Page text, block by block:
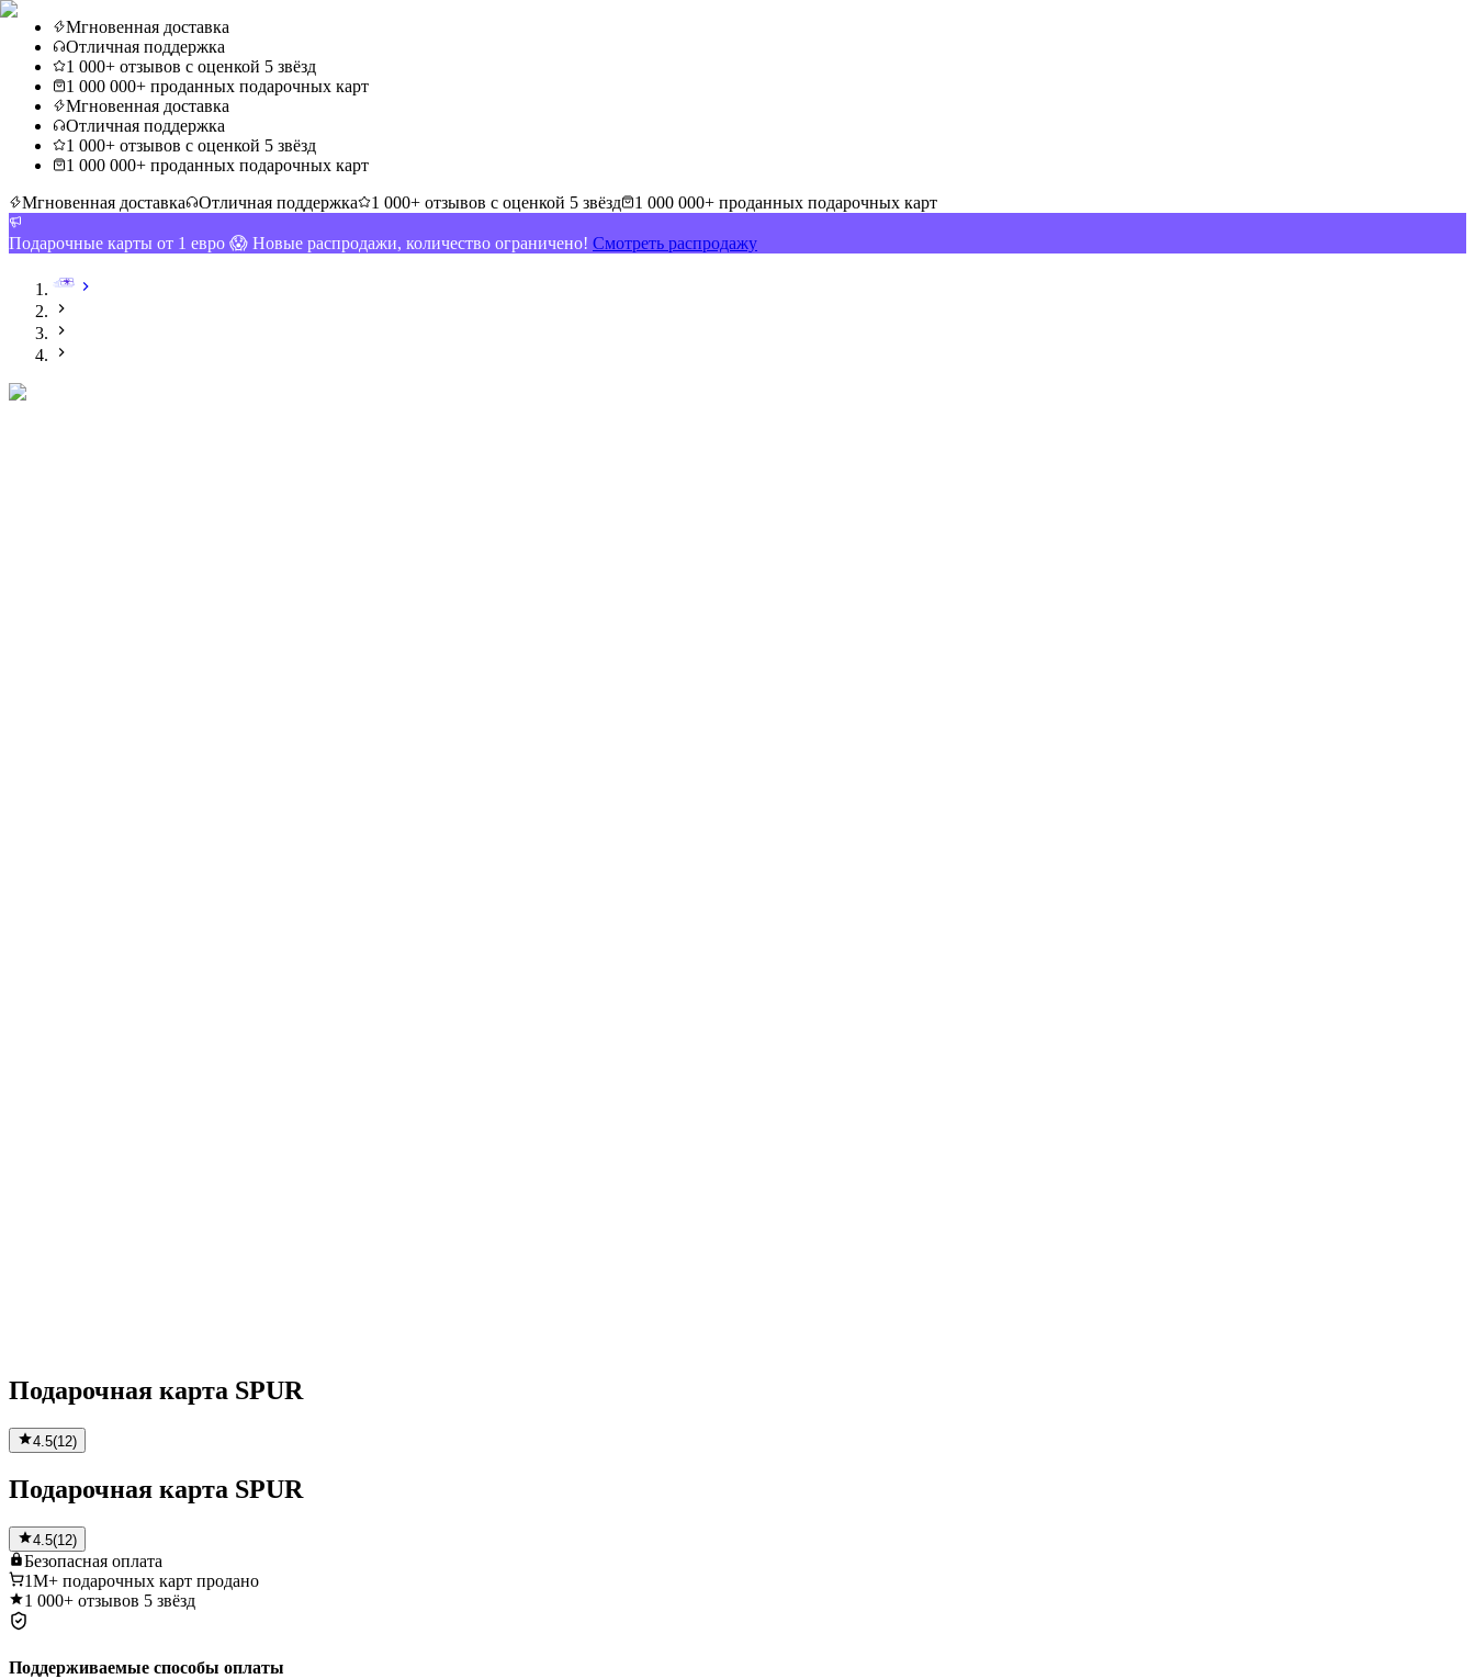
Мгновенная доставка
Отличная поддержка
1 000+ отзывов с оценкой 5 звёзд
1 000 000+ проданных подарочных карт
Мгновенная доставка
Отличная поддержка
1 000+ отзывов с оценкой 5 звёзд
1 000 000+ проданных подарочных карт
Мгновенная доставка
Отличная поддержка 1 000+ отзывов с оценкой 5 звёзд 1 000 000+ проданных подарочных карт
Подарочные карты от 1 евро 😱 Новые распродажи, количество ограничено! Смотреть распродажу
Подарочная карта SPUR
4.5(12)
Подарочная карта SPUR
4.5(12)
Безопасная оплата
1M+ подарочных карт продано
1 000+ отзывов 5 звёзд
Поддерживаемые способы оплаты